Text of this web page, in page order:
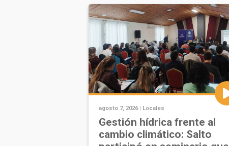
agosto 7, 2026 | Locales
Gestión hídrica frente al
cambio climático: Salto